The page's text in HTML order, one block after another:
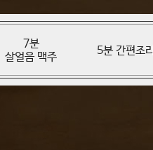
7분
살얼음 맥주
5분 간편조리